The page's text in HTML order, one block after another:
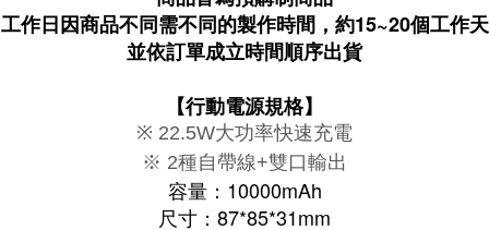
工作日因商品不同需不同的製作時間，約15~20個工作天
並依訂單成立時間順序出貨
【行動電源規格】
※ 22.5W大功率快速充電
※ 2種自帶線+雙口輸出
容量：10000mAh
尺寸：87*85*31mm